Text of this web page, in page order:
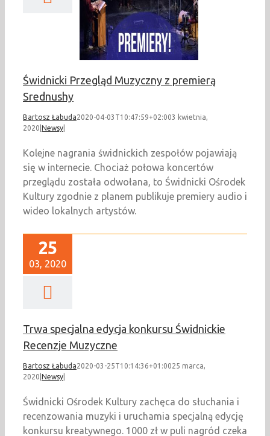
Świdnicki Przegląd Muzyczny z premierą
Srednushy
Bartosz Łabuda2020-04-03T10:47:59+02:003 kwietnia,
2020 Newsy
Kolejne nagrania świdnickich zespołów pojawiają
się w internecie. Chociaż połowa koncertów
przeglądu została odwołana, to Świdnicki Ośrodek
Kultury zgodnie z planem publikuje premiery audio i
wideo lokalnych artystów.
25
03, 2020
Trwa specjalna edycja konkursu Świdnickie
Recenzje Muzyczne
Bartosz Łabuda2020-03-25T10:14:36+01:0025 marca,
2020 Newsy
Świdnicki Ośrodek Kultury zachęca do słuchania i
recenzowania muzyki i uruchamia specjalną edycję
konkursu kreatywnego. 1000 zł w puli nagród czeka